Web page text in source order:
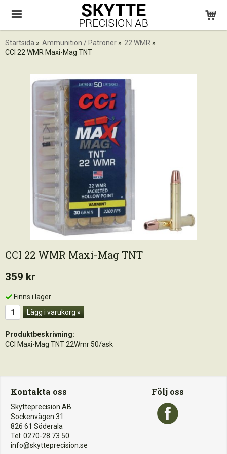
Startsida » Ammunition / Patroner » 22 WMR »
CCI 22 WMR Maxi-Mag TNT
CCI 22 WMR Maxi-Mag TNT
359 kr
Finns i lager
Lägg i varukorg »
Produktbeskrivning:
CCI Maxi-Mag TNT 22Wmr 50/ask
Kontakta oss
Skytteprecision AB
Sockenvägen 31
826 61 Söderala
Tel: 0270-28 73 50
info@skytteprecision.se
Följ oss